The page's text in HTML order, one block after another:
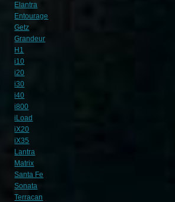
Elantra
Entourage
Getz
Grandeur
H1
i10
i20
i30
i40
i800
iLoad
iX20
iX35
Lantra
Matrix
Santa Fe
Sonata
Terracan